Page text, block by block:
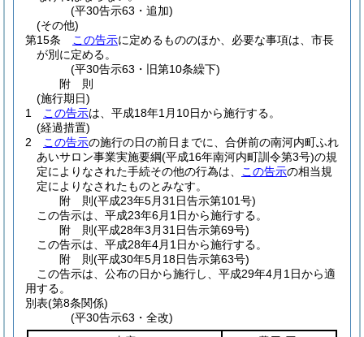
(平30告示63・追加)
(その他)
第15条
この告示に定めるもののほか、必要な事項は、市長
が別に定める。
(平30告示63・旧第10条繰下)
附 則
(施行期日)
1
この告示は、平成18年1月10日から施行する。
(経過措置)
2
この告示の施行の日の前日までに、合併前の南河内町ふれ
あいサロン事業実施要綱(平成16年南河内町訓令第3号)の規
定によりなされた手続その他の行為は、
この告示の相当規
定によりなされたものとみなす。
附 則(平成23年5月31日告示第101号)
この告示は、平成23年6月1日から施行する。
附 則(平成28年3月31日告示第69号)
この告示は、平成28年4月1日から施行する。
附 則(平成30年5月18日告示第63号)
この告示は、公布の日から施行し、平成29年4月1日から適
用する。
別表(第8条関係)
(平30告示63・全改)